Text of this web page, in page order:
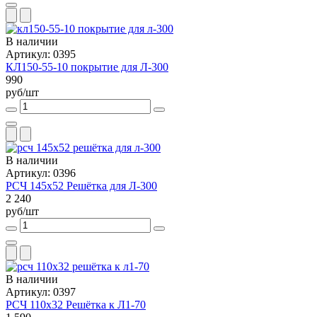
В наличии
Артикул: 0395
КЛ150-55-10 покрытие для Л-300
990
руб/шт
В наличии
Артикул: 0396
РСЧ 145х52 Решётка для Л-300
2 240
руб/шт
В наличии
Артикул: 0397
РСЧ 110х32 Решётка к Л1-70